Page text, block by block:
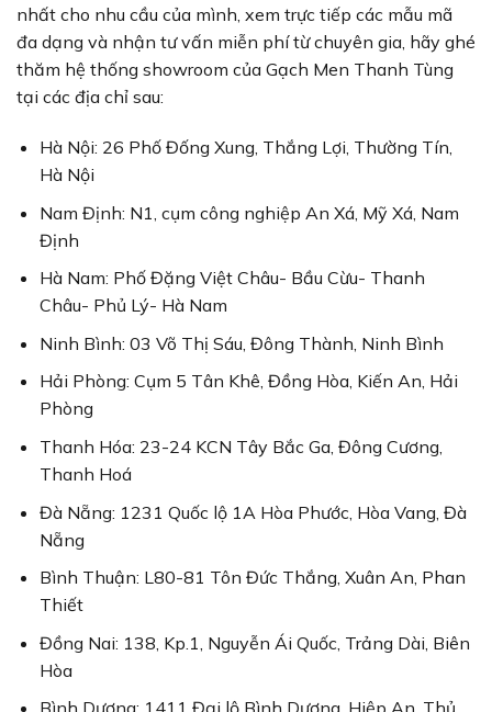
nhất cho nhu cầu của mình, xem trực tiếp các mẫu mã
đa dạng và nhận tư vấn miễn phí từ chuyên gia, hãy ghé
thăm hệ thống showroom của Gạch Men Thanh Tùng
tại các địa chỉ sau:
Hà Nội: 26 Phố Đống Xung, Thắng Lợi, Thường Tín,
Hà Nội
Nam Định: N1, cụm công nghiệp An Xá, Mỹ Xá, Nam
Định
Hà Nam: Phố Đặng Việt Châu- Bầu Cừu- Thanh
Châu- Phủ Lý- Hà Nam
Ninh Bình: 03 Võ Thị Sáu, Đông Thành, Ninh Bình
Hải Phòng: Cụm 5 Tân Khê, Đồng Hòa, Kiến An, Hải
Phòng
Thanh Hóa: 23-24 KCN Tây Bắc Ga, Đông Cương,
Thanh Hoá
Đà Nẵng: 1231 Quốc lộ 1A Hòa Phước, Hòa Vang, Đà
Nẵng
Bình Thuận: L80-81 Tôn Đức Thắng, Xuân An, Phan
Thiết
Đồng Nai: 138, Kp.1, Nguyễn Ái Quốc, Trảng Dài, Biên
Hòa